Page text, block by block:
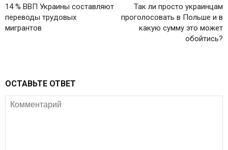
14 % ВВП Украины составляют
переводы трудовых
мигрантов
Так ли просто украинцам
проголосовать в Польше и в
какую сумму это может
обойтись?
ОСТАВЬТЕ ОТВЕТ